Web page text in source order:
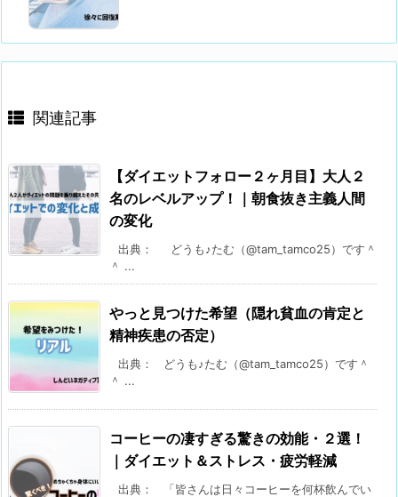
関連記事
【ダイエットフォロー２ヶ月目】大人２
名のレベルアップ！｜朝食抜き主義人間
の変化
出典： どうも♪たむ（@tam_tamco25）です＾
＾ ...
やっと見つけた希望（隠れ貧血の肯定と
精神疾患の否定）
出典： どうも♪たむ（@tam_tamco25）です＾
＾ ...
コーヒーの凄すぎる驚きの効能・２選！
｜ダイエット＆ストレス・疲労軽減
出典： 「皆さんは日々コーヒーを何杯飲んでい